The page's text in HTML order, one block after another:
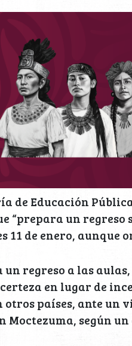
de Educación
“prepara un regreso
11 de enero, aunque
un regreso a las
en lugar de
otros países, ante un
Moctezuma, según